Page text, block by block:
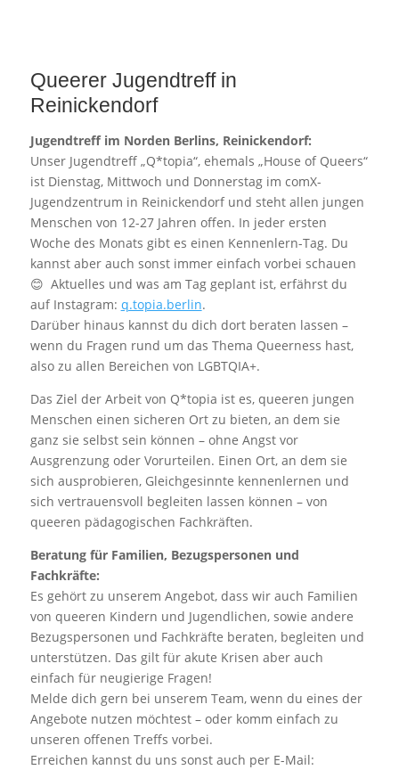
Queerer Jugendtreff in
Reinickendorf
Jugendtreff im Norden Berlins, Reinickendorf:
Unser Jugendtreff „Q*topia“, ehemals „House of Queers“
ist Dienstag, Mittwoch und Donnerstag im comX-
Jugendzentrum in Reinickendorf und steht allen jungen
Menschen von 12-27 Jahren offen. In jeder ersten
Woche des Monats gibt es einen Kennenlern-Tag. Du
kannst aber auch sonst immer einfach vorbei schauen
😊 Aktuelles und was am Tag geplant ist, erfährst du
auf Instagram: q.topia.berlin.
Darüber hinaus kannst du dich dort beraten lassen –
wenn du Fragen rund um das Thema Queerness hast,
also zu allen Bereichen von LGBTQIA+.
Das Ziel der Arbeit von Q*topia ist es, queeren jungen
Menschen einen sicheren Ort zu bieten, an dem sie
ganz sie selbst sein können – ohne Angst vor
Ausgrenzung oder Vorurteilen. Einen Ort, an dem sie
sich ausprobieren, Gleichgesinnte kennenlernen und
sich vertrauensvoll begleiten lassen können – von
queeren pädagogischen Fachkräften.
Beratung für Familien, Bezugspersonen und
Fachkräfte:
Es gehört zu unserem Angebot, dass wir auch Familien
von queeren Kindern und Jugendlichen, sowie andere
Bezugspersonen und Fachkräfte beraten, begleiten und
unterstützen. Das gilt für akute Krisen aber auch
einfach für neugierige Fragen!
Melde dich gern bei unserem Team, wenn du eines der
Angebote nutzen möchtest – oder komm einfach zu
unseren offenen Treffs vorbei.
Erreichen kannst du uns sonst auch per E-Mail: